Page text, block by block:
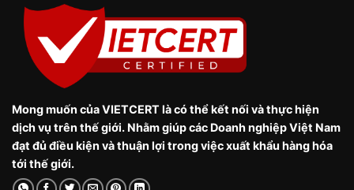
Mong muốn của VIETCERT là có thể kết nối và thực hiện
dịch vụ trên thế giới. Nhằm giúp các Doanh nghiệp Việt Nam
đạt đủ điều kiện và thuận lợi trong việc xuất khẩu hàng hóa
tới thế giới.